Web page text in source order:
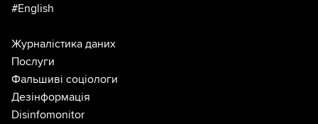
#English
Журналістика даних
Послуги
Фальшиві соціологи
Дезінформація
Disinfomonitor